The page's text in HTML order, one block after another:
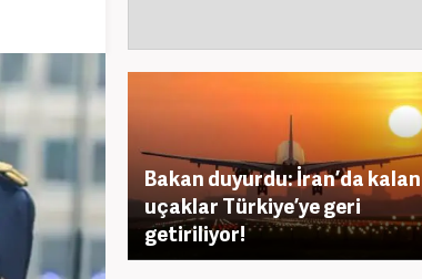
Bakan duyurdu: İran’da kalan
uçaklar Türkiye’ye geri
getiriliyor!